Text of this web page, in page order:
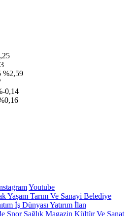
%2,59
0,14
Youtube
Yaşam Tarım Ve Sanayi Belediye
İş Dünyası Yatırım İlan
SporSağlık Magazin Kültür Ve Sanat